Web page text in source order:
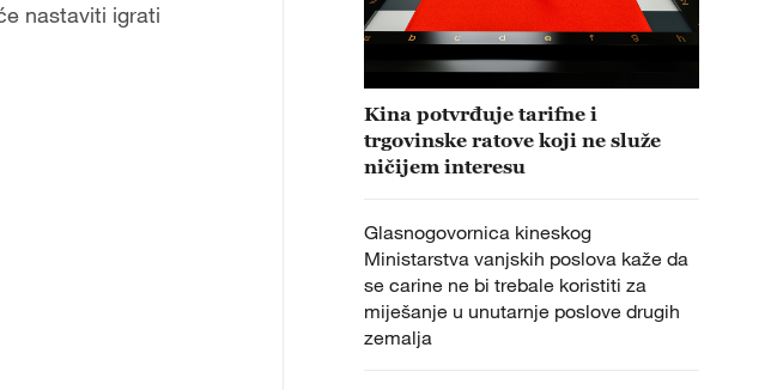
nastaviti igrati
Kina potvrđuje tarifne i
trgovinske ratove koji ne služe
ničijem interesu
Glasnogovornica kineskog
Ministarstva vanjskih poslova kaže da
se carine ne bi trebale koristiti za
miješanje u unutarnje poslove drugih
zemalja